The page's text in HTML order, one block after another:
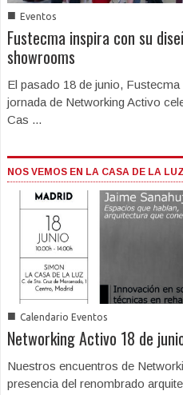
■ Eventos
Fustecma inspira con su
showrooms
El pasado 18 de junio,
jornada de Networking Activo
Cas ...
NOS VEMOS EN LA CASA DE LA LUZ
■ Calendario Eventos
Networking Activo 18 de
Nuestros encuentros de
presencia del renombrado